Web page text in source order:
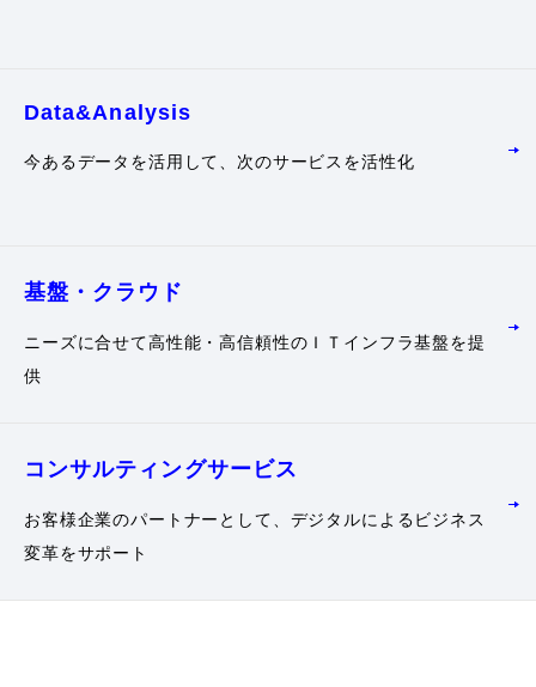
Data&Analysis
今あるデータを活用して、次のサービスを活性化
基盤・クラウド
ニーズに合せて高性能・高信頼性のＩＴインフラ基盤を提
供
コンサルティングサービス
お客様企業のパートナーとして、デジタルによるビジネス
変革をサポート